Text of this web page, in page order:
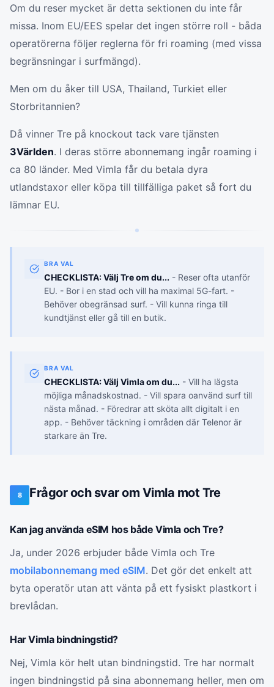
Om du reser mycket är detta sektionen du inte får
missa. Inom EU/EES spelar det ingen större roll - båda
operatörerna följer reglerna för fri roaming (med vissa
begränsningar i surfmängd).
Men om du åker till USA, Thailand, Turkiet eller
Storbritannien?
Då vinner Tre på knockout tack vare tjänsten
3Världen. I deras större abonnemang ingår roaming i
ca 80 länder. Med Vimla får du betala dyra
utlandstaxor eller köpa till tillfälliga paket så fort du
lämnar EU.
BRA VAL
CHECKLISTA: Välj Tre om du... - Reser ofta utanför
EU. - Bor i en stad och vill ha maximal 5G-fart. -
Behöver obegränsad surf. - Vill kunna ringa till
kundtjänst eller gå till en butik.
BRA VAL
CHECKLISTA: Välj Vimla om du... - Vill ha lägsta
möjliga månadskostnad. - Vill spara oanvänd surf till
nästa månad. - Föredrar att sköta allt digitalt i en
app. - Behöver täckning i områden där Telenor är
starkare än Tre.
8 Frågor och svar om Vimla mot Tre
Kan jag använda eSIM hos både Vimla och Tre?
Ja, under 2026 erbjuder både Vimla och Tre
mobilabonnemang med eSIM. Det gör det enkelt att
byta operatör utan att vänta på ett fysiskt plastkort i
brevlådan.
Har Vimla bindningstid?
Nej, Vimla kör helt utan bindningstid. Tre har normalt
ingen bindningstid på sina abonnemang heller, men om